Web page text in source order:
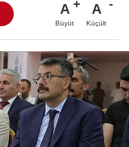
A
Büyüt
A
Küçült